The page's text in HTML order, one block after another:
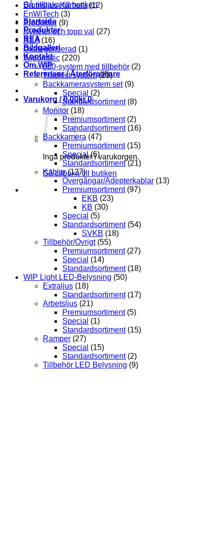
Gå tillbaka till butiken
Startsida
Produkter
REA
Bildgalleri
Kontakt
Om WIP
Referenser / Återförsäljare
Varukorg /0.00kr 0
Inga produkter i varukorgen.
Gå tillbaka till butiken
Bromsljus Kamera (12)
EnWiTech (3)
Produkter (9)
Nyheter och topp val (27)
REA (16)
Okategoriserad (1)
Wipomatic (220)
360-system med tillbehör (2)
Trådlöst system (23)
Backkamerasystem set (9)
Special (2)
Standardsortiment (8)
Monitor (18)
Premiumsortiment (2)
Standardsortiment (16)
Backkamera (47)
Premiumsortiment (15)
Special (6)
Standardsortiment (21)
Kablar (127)
Övergångar/Adepterkablar (13)
Premiumsortiment (97)
EKB (23)
KB (30)
Special (5)
Standardsortiment (54)
SVKB (18)
Tillbehör/Övrigt (55)
Premiumsortiment (27)
Special (14)
Standardsortiment (18)
WIP Light LED-Belysning (50)
Extraljus (18)
Standardsortiment (17)
Arbetsljus (21)
Premiumsortiment (5)
Special (1)
Standardsortiment (15)
Ramper (27)
Special (15)
Standardsortiment (2)
Tillbehör LED Belysning (9)